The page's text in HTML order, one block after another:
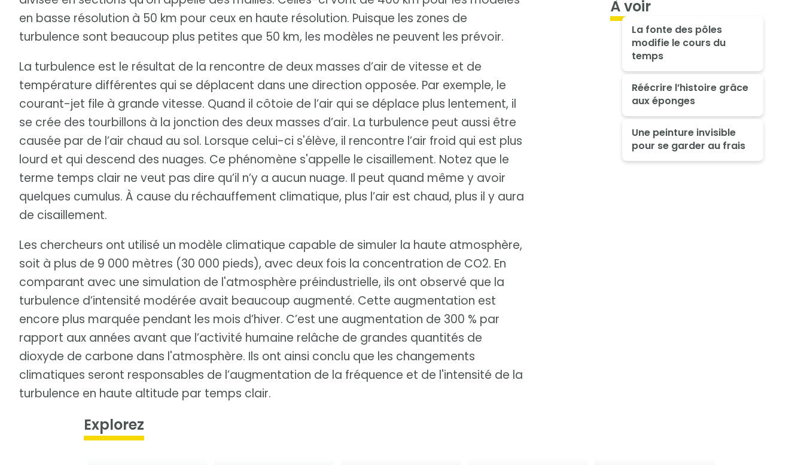
en basse résolution à 50 km pour ceux en haute résolution. Puisque les zones de
turbulence sont beaucoup plus petites que 50 km, les modèles ne peuvent les prévoir.
La turbulence est le résultat de la rencontre de deux masses d’air de vitesse et de
température différentes qui se déplacent dans une direction opposée. Par exemple, le
courant-jet file à grande vitesse. Quand il côtoie de l’air qui se déplace plus lentement, il
se crée des tourbillons à la jonction des deux masses d’air. La turbulence peut aussi être
causée par de l’air chaud au sol. Lorsque celui-ci s'élève, il rencontre l’air froid qui est plus
lourd et qui descend des nuages. Ce phénomène s'appelle le cisaillement. Notez que le
terme temps clair ne veut pas dire qu’il n’y a aucun nuage. Il peut quand même y avoir
quelques cumulus. À cause du réchauffement climatique, plus l’air est chaud, plus il y aura
de cisaillement.
Les chercheurs ont utilisé un modèle climatique capable de simuler la haute atmosphère,
soit à plus de 9 000 mètres (30 000 pieds), avec deux fois la concentration de CO2. En
comparant avec une simulation de l'atmosphère préindustrielle, ils ont observé que la
turbulence d’intensité modérée avait beaucoup augmenté. Cette augmentation est
encore plus marquée pendant les mois d’hiver. C’est une augmentation de 300 % par
rapport aux années avant que l’activité humaine relâche de grandes quantités de
dioxyde de carbone dans l'atmosphère. Ils ont ainsi conclu que les changements
climatiques seront responsables de l’augmentation de la fréquence et de l'intensité de la
turbulence en haute altitude par temps clair.
À voir
La fonte des pôles
modifie le cours du
temps
Réécrire l’histoire grâce
aux éponges
Une peinture invisible
pour se garder au frais
Explorez